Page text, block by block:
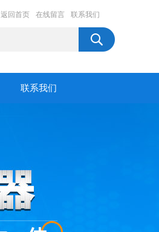
返回首页 在线留言 联系我们
联系我们